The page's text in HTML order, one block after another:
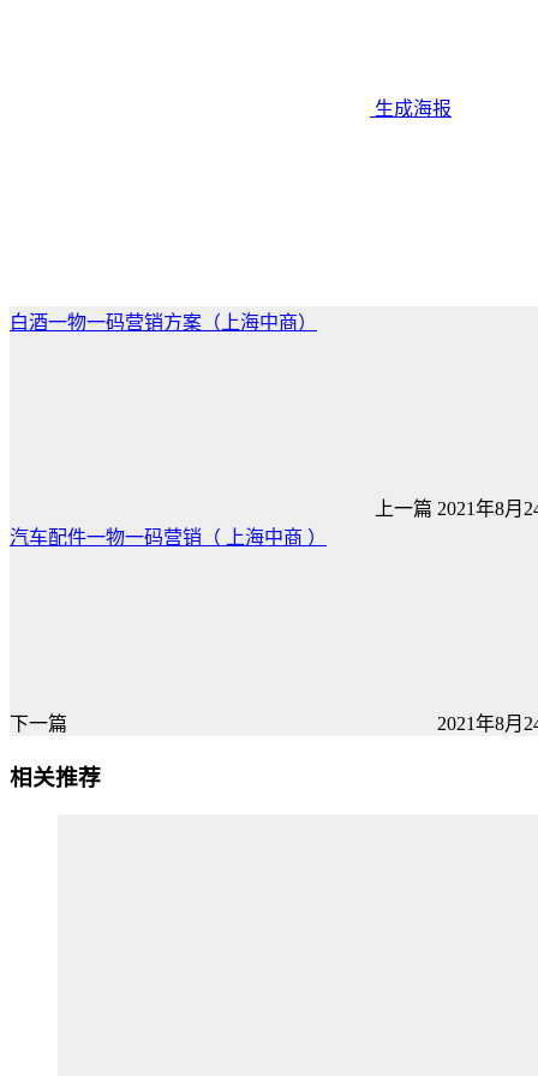
生成海报
白酒一物一码营销方案（上海中商）
上一篇 2021年8月
汽车配件一物一码营销（ 上海中商 ）
下一篇 2021年8月
相关推荐